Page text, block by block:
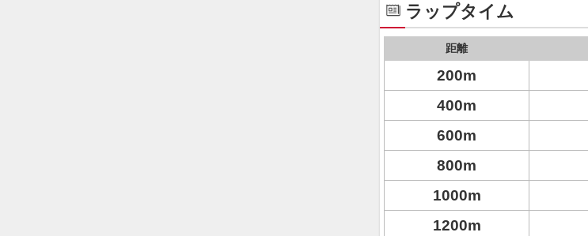
ラップタイム
距離
200m
400m
600m
800m
1000m
1200m